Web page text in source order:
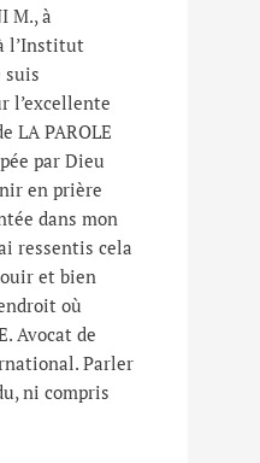
M., à
l’Institut
suis
l’excellente
LA PAROLE
par Dieu
en prière
dans mon
ressentis cela
et bien
où
Avocat de
Parler
ni compris